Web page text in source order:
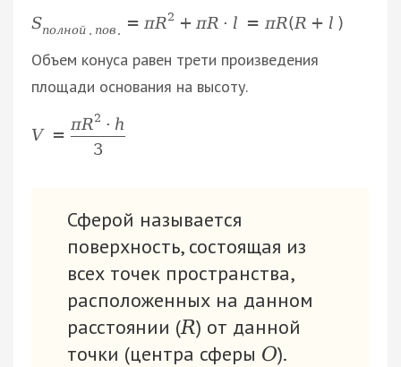
Sполной . пов . = πR2 + πR · l = πR(R + l )
Объем конуса равен трети произведения
площади основания на высоту.
V =
πR2 · h
3
Сферой называется
поверхность, состоящая из
всех точек пространства,
расположенных на данном
расстоянии (R) от данной
точки (центра сферы О).